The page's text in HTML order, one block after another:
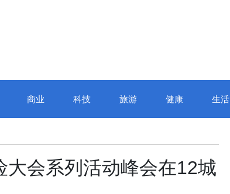
商业 科技 旅游 健康 生活
会系列活动峰会在12城